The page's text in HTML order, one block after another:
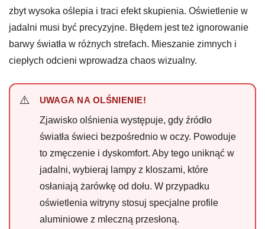
zbyt wysoka oślepia i traci efekt skupienia. Oświetlenie w
jadalni musi być precyzyjne. Błędem jest też ignorowanie
barwy światła w różnych strefach. Mieszanie zimnych i
ciepłych odcieni wprowadza chaos wizualny.
UWAGA NA OLŚNIENIE!
Zjawisko olśnienia występuje, gdy źródło
światła świeci bezpośrednio w oczy. Powoduje
to zmęczenie i dyskomfort. Aby tego uniknąć w
jadalni, wybieraj lampy z kloszami, które
osłaniają żarówkę od dołu. W przypadku
oświetlenia witryny stosuj specjalne profile
aluminiowe z mleczną przesłoną.